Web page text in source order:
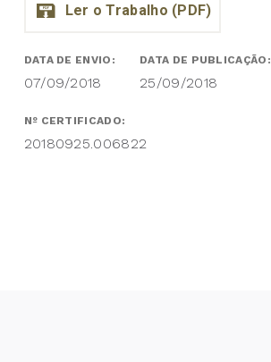
DATA DE ENVIO:
07/09/2018
DATA DE PUBLICAÇÃO:
25/09/2018
Nº CERTIFICADO:
20180925.006822